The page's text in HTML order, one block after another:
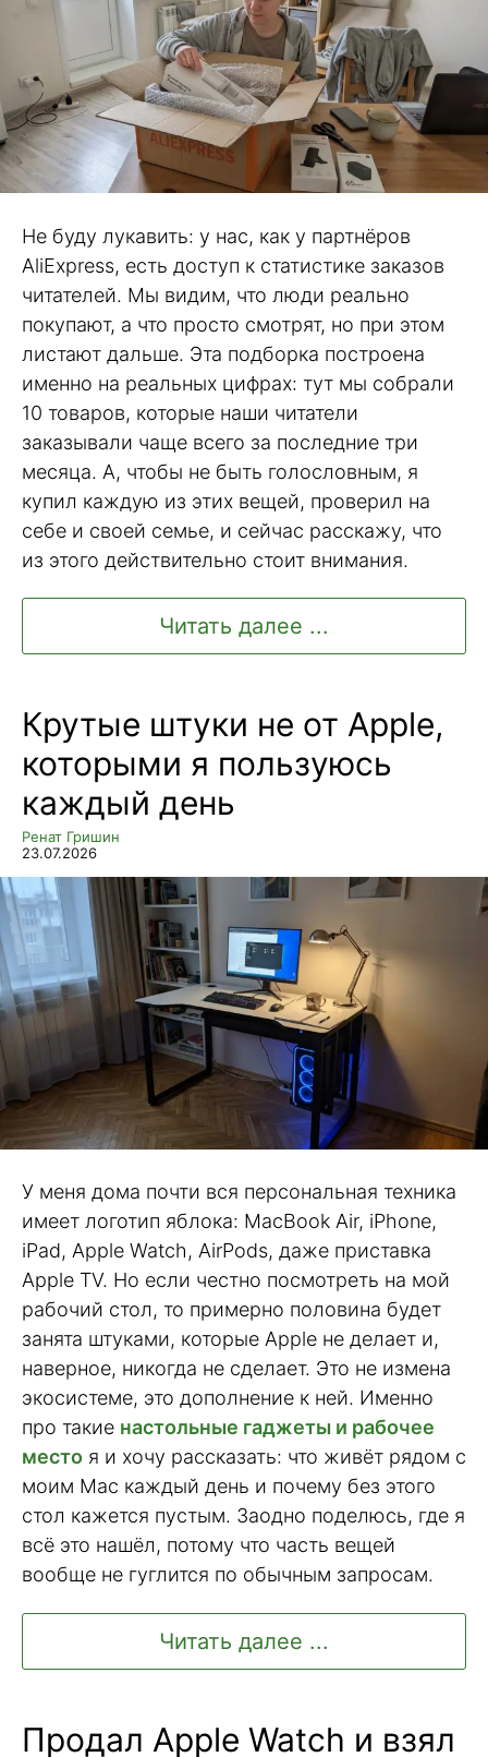
Не буду лукавить: у нас, как у партнёров
AliExpress, есть доступ к статистике заказов
читателей. Мы видим, что люди реально
покупают, а что просто смотрят, но при этом
листают дальше. Эта подборка построена
именно на реальных цифрах: тут мы собрали
10 товаров, которые наши читатели
заказывали чаще всего за последние три
месяца. А, чтобы не быть голословным, я
купил каждую из этих вещей, проверил на
себе и своей семье, и сейчас расскажу, что
из этого действительно стоит внимания.
Читать далее ...
Крутые штуки не от Apple,
которыми я пользуюсь
каждый день
Ренат Гришин
23.07.2026
У меня дома почти вся персональная техника
имеет логотип яблока: MacBook Air, iPhone,
iPad, Apple Watch, AirPods, даже приставка
Apple TV. Но если честно посмотреть на мой
рабочий стол, то примерно половина будет
занята штуками, которые Apple не делает и,
наверное, никогда не сделает. Это не измена
экосистеме, это дополнение к ней. Именно
про такие настольные гаджеты и рабочее
место я и хочу рассказать: что живёт рядом с
моим Mac каждый день и почему без этого
стол кажется пустым. Заодно поделюсь, где я
всё это нашёл, потому что часть вещей
вообще не гуглится по обычным запросам.
Читать далее ...
Продал Apple Watch и взял